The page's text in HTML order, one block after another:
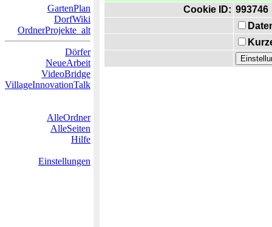
GartenPlan
DorfWiki
OrdnerProjekte_alt
Dörfer
NeueArbeit
VideoBridge
VillageInnovationTalk
AlleOrdner
AlleSeiten
Hilfe
Einstellungen
Cookie ID: 993746